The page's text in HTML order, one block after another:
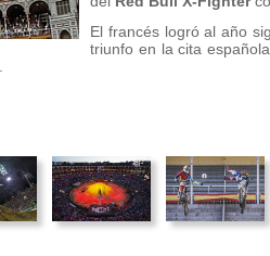
El francés logró al año
triunfo en la cita